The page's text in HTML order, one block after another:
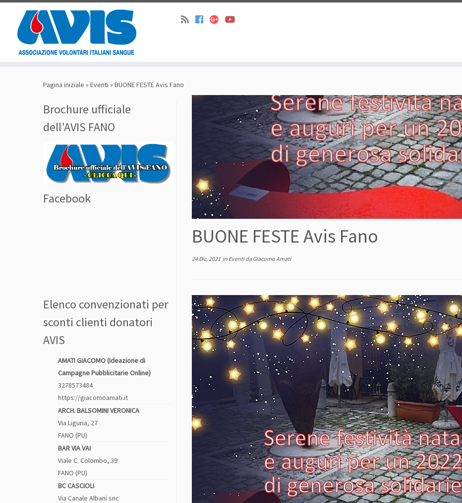
Pagina iniziale » Eventi » BUONE FESTE Avis Fano
Brochure ufficiale
dell’AVIS FANO
Facebook
Elenco convenzionati per
sconti clienti donatori
AVIS
AMATI GIACOMO (Ideazione di
Campagne Pubblicitarie Online)
3278573484
https://giacomoamati.it
ARCH. BALSOMINI VERONICA
Via Liguria, 27
FANO (PU)
BAR VIA VAI
Viale C. Colombo, 39
FANO (PU)
BC CASCIOLI
Via Canale Albani snc
BUONE FESTE Avis Fano
24 Dic, 2021 in EventidaGiacomo Amati